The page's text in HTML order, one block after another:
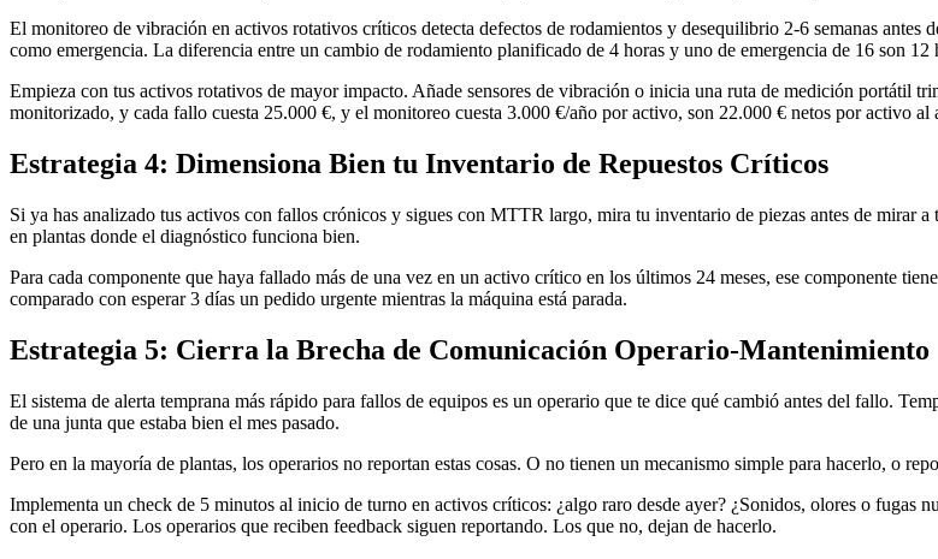
El monitoreo de vibración en activos rotativos críticos detecta defectos de rodamientos y desequilibrio 2-6 semanas
como emergencia. La diferencia entre un cambio de rodamiento planificado de 4 horas y uno de emergencia de 16 son 12
Empieza con tus activos rotativos de mayor impacto. Añade sensores de vibración o inicia una ruta de medición portátil
monitorizado, y cada fallo cuesta 25.000 €, y el monitoreo cuesta 3.000 €/año por activo, son 22.000 € netos por activo al
Estrategia 4: Dimensiona Bien tu Inventario de Repuestos Críticos
Si ya has analizado tus activos con fallos crónicos y sigues con MTTR largo, mira tu inventario de piezas antes de mirar
en plantas donde el diagnóstico funciona bien.
Para cada componente que haya fallado más de una vez en un activo crítico en los últimos 24 meses, ese componente
comparado con esperar 3 días un pedido urgente mientras la máquina está parada.
Estrategia 5: Cierra la Brecha de Comunicación Operario-Mantenimiento
El sistema de alerta temprana más rápido para fallos de equipos es un operario que te dice qué cambió antes del fallo.
de una junta que estaba bien el mes pasado.
Pero en la mayoría de plantas, los operarios no reportan estas cosas. O no tienen un mecanismo simple para hacerlo, o
Implementa un check de 5 minutos al inicio de turno en activos críticos: ¿algo raro desde ayer? ¿Sonidos, olores o fugas
con el operario. Los operarios que reciben feedback siguen reportando. Los que no, dejan de hacerlo.